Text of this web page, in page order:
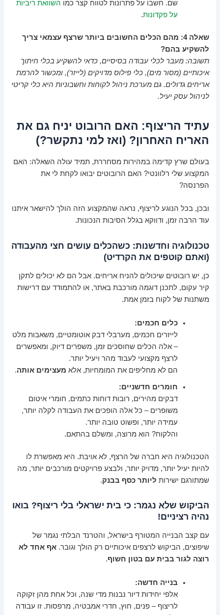
שם. חשבו על פתרונות לטווח קצר כמו השוואת ריביות
על פקדונות.
שאלה 4: מהם הכלים החשובים ביותר שרצף עצמאי צריך
להשקיע בהם?
תשובה: מעבר לכלי עבודה בסיסיים, כדאי להשקיע בכלי חיתוך
איכותיים (מסור מים), כלי פילוס מדויקים (לייזר), ומכשור להרמת
אריחים גדולים. גם מערכת ניהול לקוחות וחשבוניות היא כלי קריטי
לניהול עסק יעיל.
עתיד הריצוף: האם הרובוט יניח גם את
האריח האחרון? (ואז למי נתקשר?)
בעולם שרץ קדימה במהירות מסחררת, תמיד עולה השאלה: האם
המקצוע שלי רלוונטי? האם הרובוטים יבואו לקחת לי את
הפרנסה?
ובכן, בכל הנוגע לריצוף, נראה שהמקצוע הזה הולך להישאר איתנו
עוד הרבה זמן, ודווקא בגלל הסיבות הנכונות.
טכנולוגיה וחדשנות: כשהכלים עושים חצי מהעבודה
(ואתם קוטפים את הקרדיט)
כן, יש רובוטים שיכולים להניח אריחים. אבל הם לא יכולים לתקן
קיר עקום, לתכנן דוגמה מורכבת באתר, או להתמודד עם דרישות
משתנות של לקוח בזמן אמת.
כלים חכמים:
לייזרים חכמים, מערבלי דבק אוטומטיים, משאבות מלט
– אלה הכלים שחוסכים זמן, משפרים דיוק, ומאפשרים
לרצף מקצועי לעבוד מהר ויעיל יותר.
הם לא מחליפים את המומחיות, אלא מעצימים אותה.
חומרים חדשניים:
דבקים מהירים, רובות דוחות כתמים, חומרי איטום
משופרים – כל אלה הופכים את העבודה לקלה יותר,
עמידה יותר, ופשוט טובה יותר.
והלקוח? הוא מרוצה, ומשלם בהתאם.
הטכנולוגיה היא חברה של הרצף, לא אויבת. היא מאפשרת לו
להיות יעיל יותר, מדויק יותר, ולבצע פרויקטים מורכבים יותר, מה
שמתורגם ישירות ליותר כסף בבנק.
הביקוש שלא נגמר: כי בית ישראלי בלי ריצוף? בואו
נהיה רציניים!
עם קצב הבנייה המטורף בישראל, והטרנד הבלתי נגמר של
שיפוצים, הביקוש לרצפים איכותיים רק הולך וגובר.אף אחד לא
רוצה לגור בבית עם בטון חשוף.
בנייה חדשה:
אלפי יחידות דיור נבנות מדי שנה, וכל אחת מהן זקוקה
לריצוף – פנים, חוץ, חדרי אמבטיה, מרפסות. זו עבודה